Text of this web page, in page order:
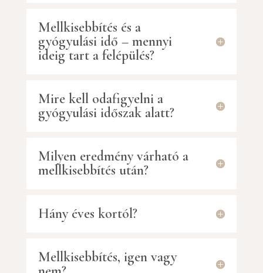
Mellkisebbítés és a
gyógyulási idő – mennyi
ideig tart a felépülés?
Mire kell odafigyelni a
gyógyulási időszak alatt?
Milyen eredmény várható a
mellkisebbítés után?
Hány éves kortól?
Mellkisebbítés, igen vagy